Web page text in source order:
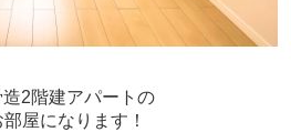
2階建アパートの
屋になります！